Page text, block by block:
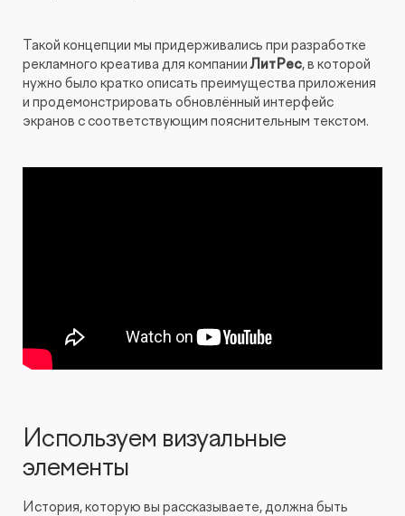
Такой концепции мы придерживались при разработке
рекламного креатива для компанииЛитРес, в которой
нужно было кратко описать преимущества приложения
и продемонстрировать обновлённый интерфейс
экранов с соответствующим пояснительным текстом.
Используем визуальные
элементы
История, которую вы рассказываете, должна быть